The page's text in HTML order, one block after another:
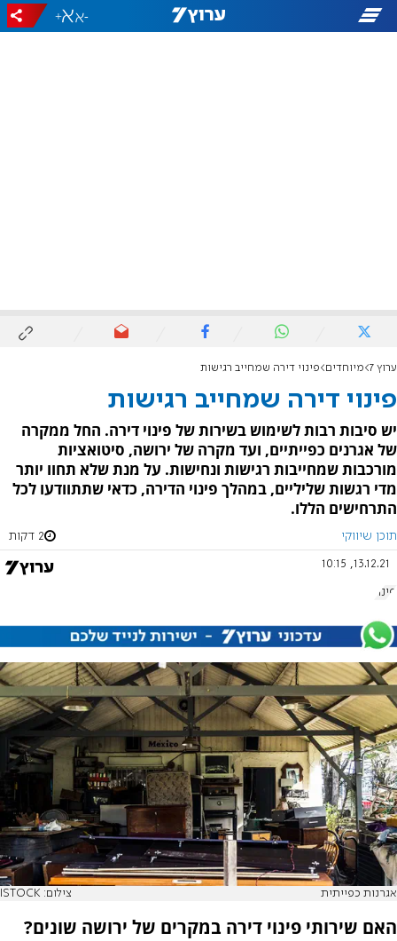
-
+
ערוץ 7 מיוחדים פינוי דירה שמחייב רגישות
פינוי דירה שמחייב רגישות
יש סיבות רבות לשימוש בשירות של פינוי דירה. החל ממקרה
של אגרנים כפייתיים, ועד מקרה של ירושה, סיטואציות
מורכבות שמחייבות רגישות ונחישות. על מנת שלא תחוו יותר
מדי רגשות שליליים, במהלך פינוי הדירה, כדאי שתתוודעו לכל
התרחישים הללו.
תוכן שיווקי 2 דקות
13.12.21, 10:15
פינוי
אגרנות כפייתית צילום: ISTOCK
האם שירותי פינוי דירה במקרים של ירושה שונים?